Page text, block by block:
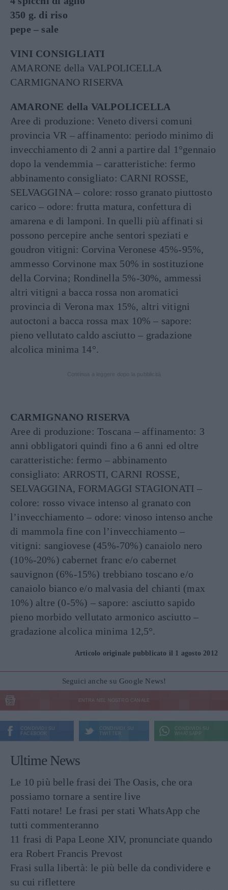
350 g. di riso
pepe – sale
VINI CONSIGLIATI
AMARONE della VALPOLICELLA
CARMIGNANO RISERVA
AMARONE della VALPOLICELLA
Aree di produzione: Veneto diversi comuni
provincia VR – affinamento: periodo minimo di
invecchiamento di 2 anni a partire dal 1°gennaio
dopo la vendemmia – caratteristiche: fermo
abbinamento consigliato: CARNI ROSSE,
SELVAGGINA – colore: rosso granato piuttosto
carico – odore: frutta matura, confettura di
amarena e di lamponi. In quelli più affinati si
possono percepire anche sentori speziati e
goudron vitigni: Corvina Veronese 45%-95%,
ammesso Corvinone max 50% in sostituzione
della Corvina; Rondinella 5%-30%, ammessi
altri vitigni a bacca rossa non aromatici
provincia di Verona max 15%, altri vitigni
autoctoni a bacca rossa max 10% – sapore:
pieno vellutato caldo asciutto – gradazione
alcolica minima 14°.
CARMIGNANO RISERVA
Aree di produzione: Toscana – affinamento: 3
anni obbligatori quindi fino a 6 anni ed oltre
caratteristiche: fermo – abbinamento
consigliato: ARROSTI, CARNI ROSSE,
SELVAGGINA, FORMAGGI STAGIONATI –
colore: rosso vivace intenso al granato con
l’invecchiamento – odore: vinoso intenso anche
di mammola fine con l’invecchiamento –
vitigni: sangiovese (45%-70%) canaiolo nero
(10%-20%) cabernet franc e/o cabernet
sauvignon (6%-15%) trebbiano toscano e/o
canaiolo bianco e/o malvasia del chianti (max
10%) altre (0-5%) – sapore: asciutto sapido
pieno morbido vellutato armonico asciutto –
gradazione alcolica minima 12,5°.
Articolo originale pubblicato il 1 agosto 2012
Seguici anche su Google News!
ENTRA NEL NOSTRO CANALE
CONDIVIDI SU
FACEBOOK
CONDIVIDI SU
TWITTER
CONDIVIDI SU
WHATSAPP
Ultime News
Le 10 più belle frasi dei The Oasis, che ora
possiamo tornare a sentire live
Fatti notare! Le frasi per stati WhatsApp che
tutti commenteranno
11 frasi di Papa Leone XIV, pronunciate quando
era Robert Francis Prevost
Frasi sulla libertà: le più belle da condividere e
su cui riflettere